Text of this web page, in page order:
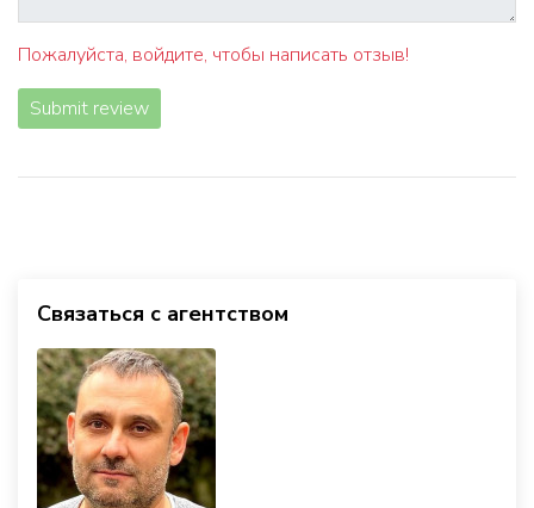
Пожалуйста, войдите, чтобы написать отзыв!
Submit review
Связаться с агентством